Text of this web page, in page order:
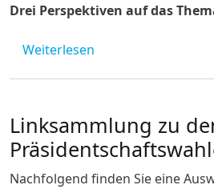
Drei Perspektiven auf das
Weiterlesen
Linksammlung zu
Nachfolgend finden Sie eine